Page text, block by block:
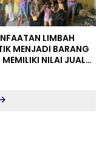
LIMBAH
MENJADI BARANG
NILAI JUAL